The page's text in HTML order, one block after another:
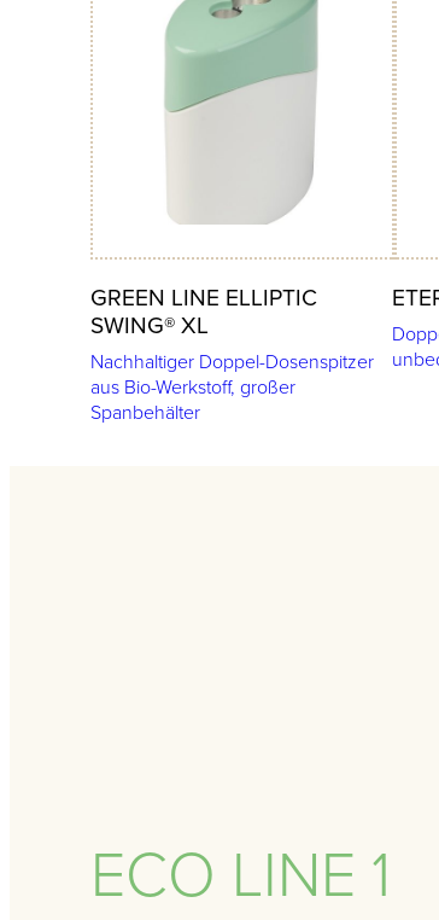
GREEN LINE ELLIPTIC
SWING® XL
Nachhaltiger Doppel-Dosenspitzer
aus Bio-Werkstoff, großer
Spanbehälter
ECO LINE 1